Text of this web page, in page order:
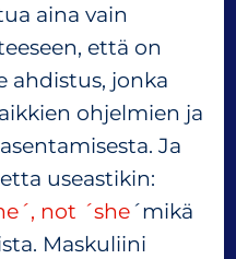
aina vain
että on
ahdistus, jonka
ohjelmien ja
Ja
useastikin:
not ´she´mikä
Maskuliini